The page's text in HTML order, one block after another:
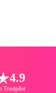
4.9
Trustpilot